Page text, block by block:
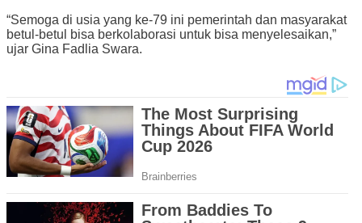
“Semoga di usia yang ke-79 ini pemerintah dan masyarakat
betul-betul bisa berkolaborasi untuk bisa menyelesaikan,”
ujar Gina Fadlia Swara.